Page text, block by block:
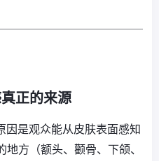
正的来源
因是观众能从皮肤表面感知
地方（额头、颧骨、下颌、